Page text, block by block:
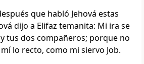
que habló Jehová estas
dijo a Elifaz temanita: Mi ira se
tus dos compañeros; porque no
lo recto, como mi siervo Job.